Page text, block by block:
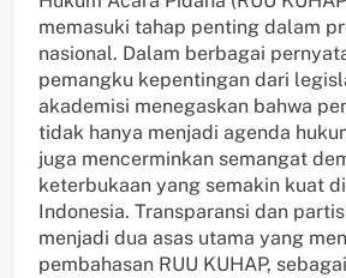
memasuki tahap penting dalam
nasional. Dalam berbagai
pemangku kepentingan dari
akademisi menegaskan bahwa
tidak hanya menjadi agenda
juga mencerminkan semangat
keterbukaan yang semakin kuat
Indonesia. Transparansi dan
menjadi dua asas utama yang
pembahasan RUU KUHAP,